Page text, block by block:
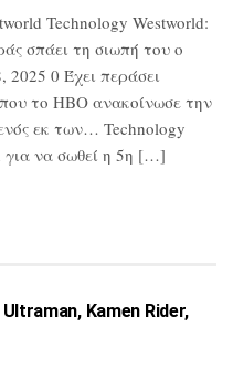
Technology Westworld:
σπάει τη σιωπή του ο
0 Έχει περάσει
το HBO ανακοίνωσε την
εκ των… Technology
για να σωθεί η 5η […]
Ultraman,Kamen Rider,